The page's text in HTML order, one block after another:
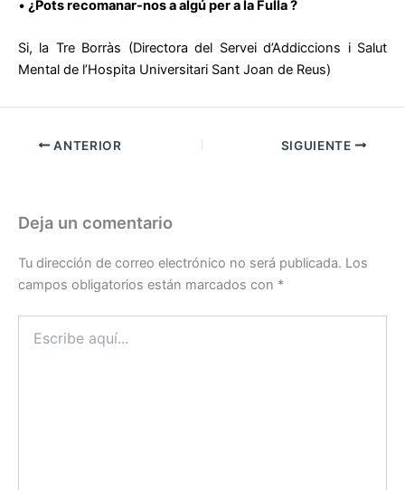
• ¿Pots recomanar-nos a algú per a la Fulla ?
Si, la Tre Borràs (Directora del Servei d’Addiccions i Salut
Mental de l’Hospita Universitari Sant Joan de Reus)
ANTERIOR SIGUIENTE
Deja un comentario
Tu dirección de correo electrónico no será publicada. Los
campos obligatorios están marcados con *
aquí...